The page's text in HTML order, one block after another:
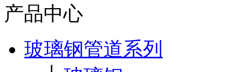
产品中心
玻璃钢管道系列